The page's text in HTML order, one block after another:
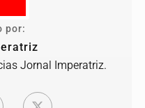
por:
Jornal Imperatriz.